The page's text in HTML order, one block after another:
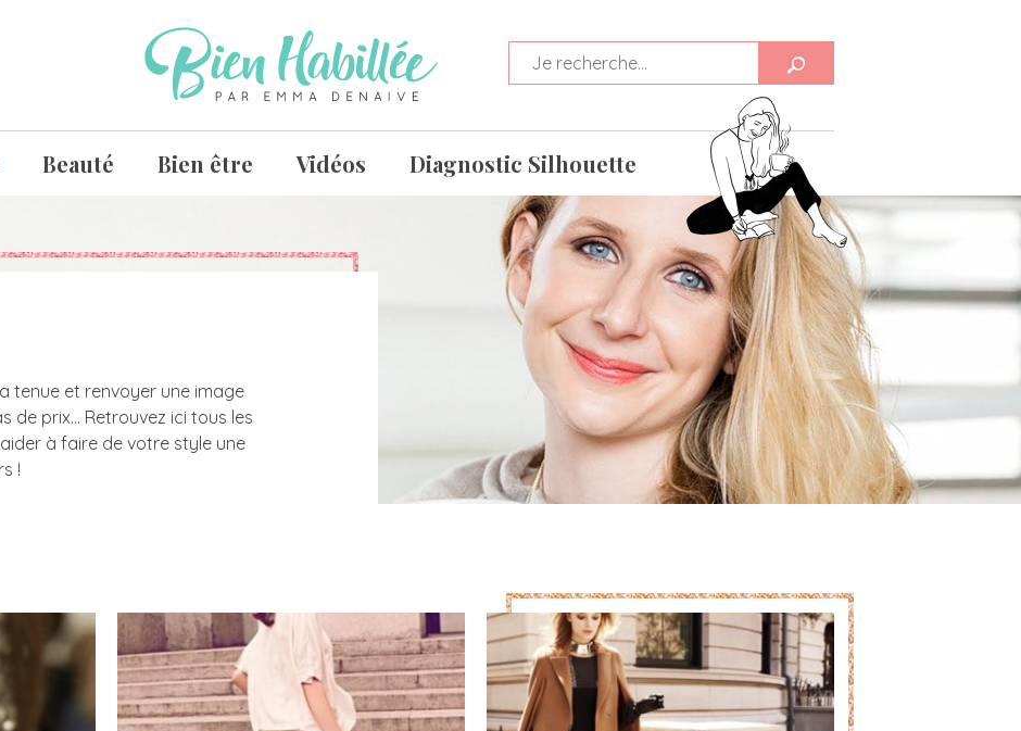
Beauté Bien être Vidéos Diagnostic Silhouette
tenue et renvoyer une image
de prix… Retrouvez ici tous les
à faire de votre style une
!